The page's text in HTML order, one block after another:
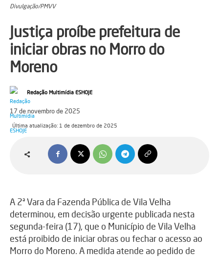
Divulgação/PMVV
Justiça proíbe prefeitura de
iniciar obras no Morro do
Moreno
Redação Multimídia ESHOJE
17 de novembro de 2025
Última atualização: 1 de dezembro de 2025
A 2ª Vara da Fazenda Pública de Vila Velha
determinou, em decisão urgente publicada nesta
segunda-feira (17), que o Município de Vila Velha
está proibido de iniciar obras ou fechar o acesso ao
Morro do Moreno. A medida atende ao pedido de